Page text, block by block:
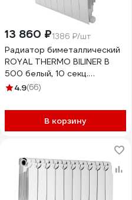
13 860 ₽1386 ₽/шт
Радиатор биметаллический
ROYAL THERMO BILINER B
500 белый, 10 секц.
НС-1682264
4.9(66)
В корзину